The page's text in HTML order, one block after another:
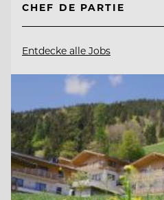
CHEF DE PARTIE
Entdecke alle Jobs